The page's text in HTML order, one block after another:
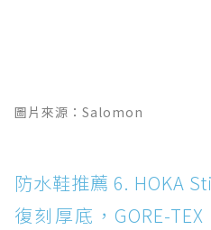
圖片來源：Salomon
防水鞋推薦 6. HOKA
復刻厚底，GORE-